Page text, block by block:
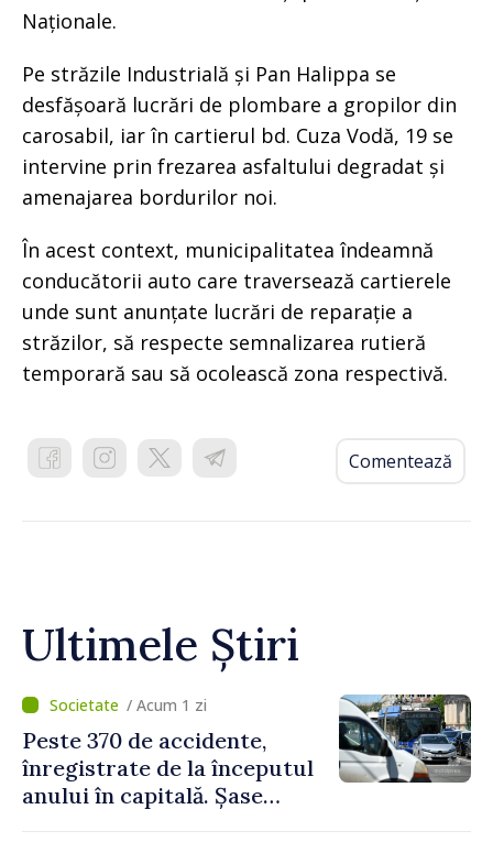
Naționale.
Pe străzile Industrială și Pan Halippa se
desfășoară lucrări de plombare a gropilor din
carosabil, iar în cartierul bd. Cuza Vodă, 19 se
intervine prin frezarea asfaltului degradat și
amenajarea bordurilor noi.
În acest context, municipalitatea îndeamnă
conducătorii auto care traversează cartierele
unde sunt anunțate lucrări de reparație a
străzilor, să respecte semnalizarea rutieră
temporară sau să ocolească zona respectivă.
Comentează
Ultimele Știri
/ Acum 1 zi
Peste 370 de accidente,
înregistrate de la începutul
anului în capitală. Șase